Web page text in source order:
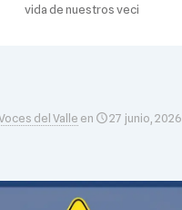
vida de nuestros veci
del Valle en 27 junio, 2026